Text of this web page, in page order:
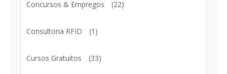
Concursos & Empregos (22)
Consultoria RFID (1)
Cursos Gratuitos (33)